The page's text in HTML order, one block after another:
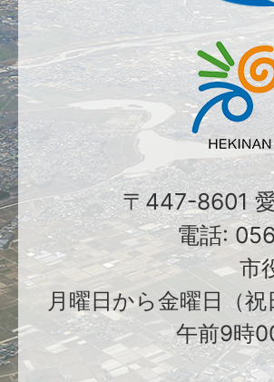
〒447-8601
電話:
市
月曜日から金曜日（
午前9時